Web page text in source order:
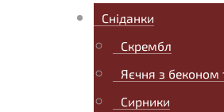
Сніданки
Скрембл
Яєчня з беконом
Сирники